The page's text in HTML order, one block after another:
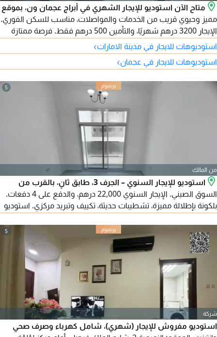
متاح الآن استوديو للإيجار الشهري في أبراج عجمان ون، بموقع
مميز وحيوي قريب من الخدمات والمواصلات، مناسب للسكن الفوري.
الإيجار 3200 درهم شهريًا، والتأمين 500 درهم فقط. فرصة ممتازة
لمن يبحث عن سكن مريح بموقع مميز وسعر مناسب.
استوديوهات للايجار في مدينة الامارات›
استوديوهات للايجار في عجمان›
5
من المالك
استوديو للإيجار السنوي – الجرف 3، طابق ثانٍ، بالقرب من
السوق الصيني. الإيجار السنوي 22,000 درهم، والدفع على 4 دفعات.
بلكونة بإطلالة مميزة، تشطيبات حديثة، تكييف وتبريد مركزي. استوديو
سهولة الوصول إلى الشارقة ودبي، ومخرج مباشر إلى طريق الشيخ
محمد بن زايد. التأمين بشيك. للتواصل.
5
شركة
استوديو مفروش للإيجار (شهري)، شامل كهرباء وصرف صحي